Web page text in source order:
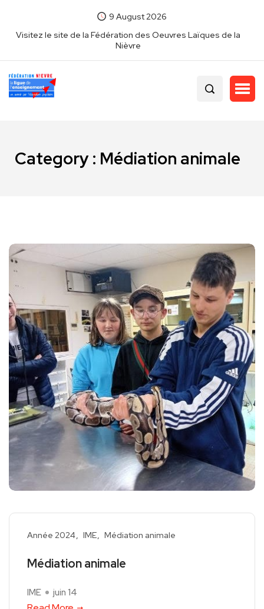
9 August 2026
Visitez le site de la Fédération des Oeuvres Laïques de la
Nièvre
Category : Médiation animale
Année 2024 IME Médiation animale
Médiation animale
IME juin 14